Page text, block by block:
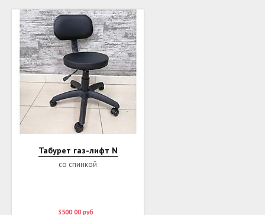
Табурет газ-лифт N
со спинкой
3500.00 руб